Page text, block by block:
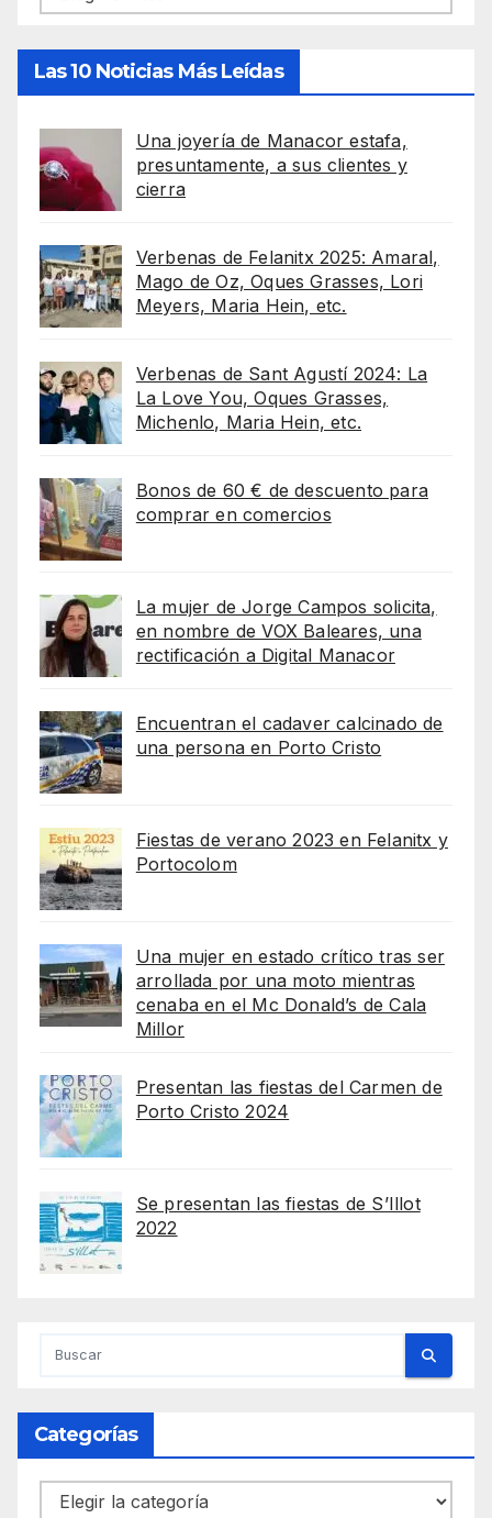
Las 10 Noticias Más Leídas
Una joyería de Manacor estafa,
presuntamente, a sus clientes y
cierra
Verbenas de Felanitx 2025: Amaral,
Mago de Oz, Oques Grasses, Lori
Meyers, Maria Hein, etc.
Verbenas de Sant Agustí 2024: La
La Love You, Oques Grasses,
Michenlo, Maria Hein, etc.
Bonos de 60 € de descuento para
comprar en comercios
La mujer de Jorge Campos solicita,
en nombre de VOX Baleares, una
rectificación a Digital Manacor
Encuentran el cadaver calcinado de
una persona en Porto Cristo
Fiestas de verano 2023 en Felanitx y
Portocolom
Una mujer en estado crítico tras ser
arrollada por una moto mientras
cenaba en el Mc Donald’s de Cala
Millor
Presentan las fiestas del Carmen de
Porto Cristo 2024
Se presentan las fiestas de S’Illot
2022
Categorías
Categorías